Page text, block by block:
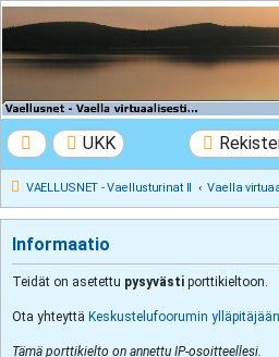
VAELLUSNET -
Vaellusturinat II
UKK
VAELLUSNET - Vaellusturinat II Vaella
Informaatio
Teidät on asetettu pysyvästi porttikieltoon.
Ota yhteyttä Keskustelufoorumin ylläpitäjään
Tämä porttikielto on annettu IP-osoitteellesi.